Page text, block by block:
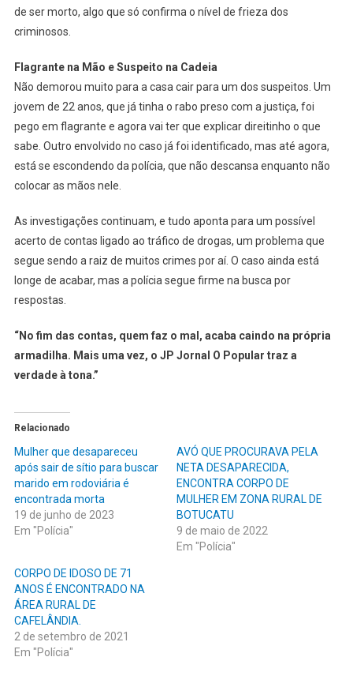
de ser morto, algo que só confirma o nível de frieza dos
criminosos.
Flagrante na Mão e Suspeito na Cadeia
Não demorou muito para a casa cair para um dos suspeitos. Um
jovem de 22 anos, que já tinha o rabo preso com a justiça, foi
pego em flagrante e agora vai ter que explicar direitinho o que
sabe. Outro envolvido no caso já foi identificado, mas até agora,
está se escondendo da polícia, que não descansa enquanto não
colocar as mãos nele.
As investigações continuam, e tudo aponta para um possível
acerto de contas ligado ao tráfico de drogas, um problema que
segue sendo a raiz de muitos crimes por aí. O caso ainda está
longe de acabar, mas a polícia segue firme na busca por
respostas.
“No fim das contas, quem faz o mal, acaba caindo na própria
armadilha. Mais uma vez, o JP Jornal O Popular traz a
verdade à tona.”
Relacionado
Mulher que desapareceu
após sair de sítio para buscar
marido em rodoviária é
encontrada morta
19 de junho de 2023
Em "Polícia"
AVÓ QUE PROCURAVA PELA
NETA DESAPARECIDA,
ENCONTRA CORPO DE
MULHER EM ZONA RURAL DE
BOTUCATU
9 de maio de 2022
Em "Polícia"
CORPO DE IDOSO DE 71
ANOS É ENCONTRADO NA
ÁREA RURAL DE
CAFELÂNDIA.
2 de setembro de 2021
Em "Polícia"